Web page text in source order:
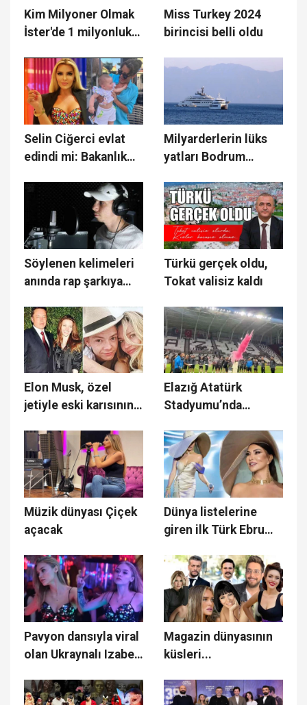
Kim Milyoner Olmak
İster'de 1 milyonluk
Miss Turkey 2024
birincisi belli oldu
Selin Ciğerci evlat
edindi mi: Bakanlık
Milyarderlerin lüks
yatları Bodrum
Söylenen kelimeleri
anında rap şarkıya
Türkü gerçek oldu,
Tokat valisiz kaldı
Elon Musk, özel
jetiyle eski karısının
Elazığ Atatürk
Stadyumu’nda
Müzik dünyası Çiçek
açacak
Dünya listelerine
giren ilk Türk Ebru
Pavyon dansıyla viral
olan Ukraynalı Izabel
açıklaması!
Magazin dünyasının
küsleri...